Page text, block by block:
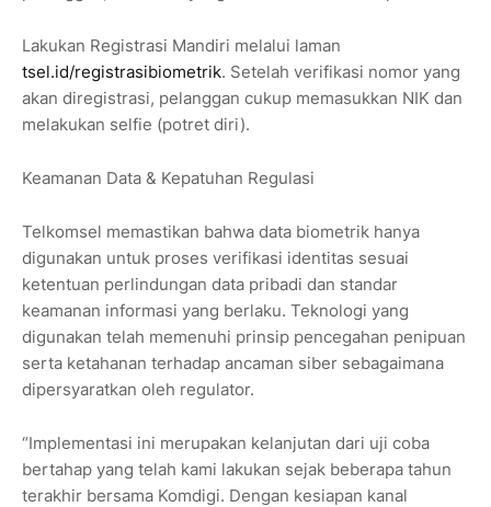
Lakukan Registrasi Mandiri melalui laman
tsel.id/registrasibiometrik. Setelah verifikasi nomor yang
akan diregistrasi, pelanggan cukup memasukkan NIK dan
melakukan selfie (potret diri).
Keamanan Data & Kepatuhan Regulasi
Telkomsel memastikan bahwa data biometrik hanya
digunakan untuk proses verifikasi identitas sesuai
ketentuan perlindungan data pribadi dan standar
keamanan informasi yang berlaku. Teknologi yang
digunakan telah memenuhi prinsip pencegahan penipuan
serta ketahanan terhadap ancaman siber sebagaimana
dipersyaratkan oleh regulator.
“Implementasi ini merupakan kelanjutan dari uji coba
bertahap yang telah kami lakukan sejak beberapa tahun
terakhir bersama Komdigi. Dengan kesiapan kanal